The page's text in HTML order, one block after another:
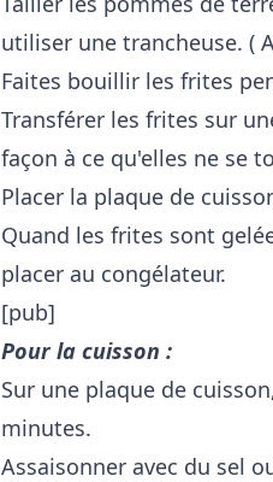
utiliser une trancheuse. (
Faites bouillir les frites
Transférer les frites sur
façon à ce qu'elles ne se
Placer la plaque de
Quand les frites sont
placer au congélateur.
[pub]
Pour la cuisson :
Sur une plaque de
minutes.
Assaisonner avec du sel